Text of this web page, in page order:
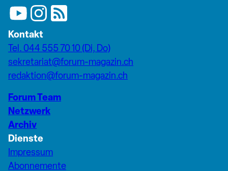
Kontakt
Tel. 044 555 70 10 (Di, Do)
sekretariat@forum-magazin.ch
redaktion@forum-magazin.ch
Forum Team
Netzwerk
Archiv
Dienste
Impressum
Abonnemente